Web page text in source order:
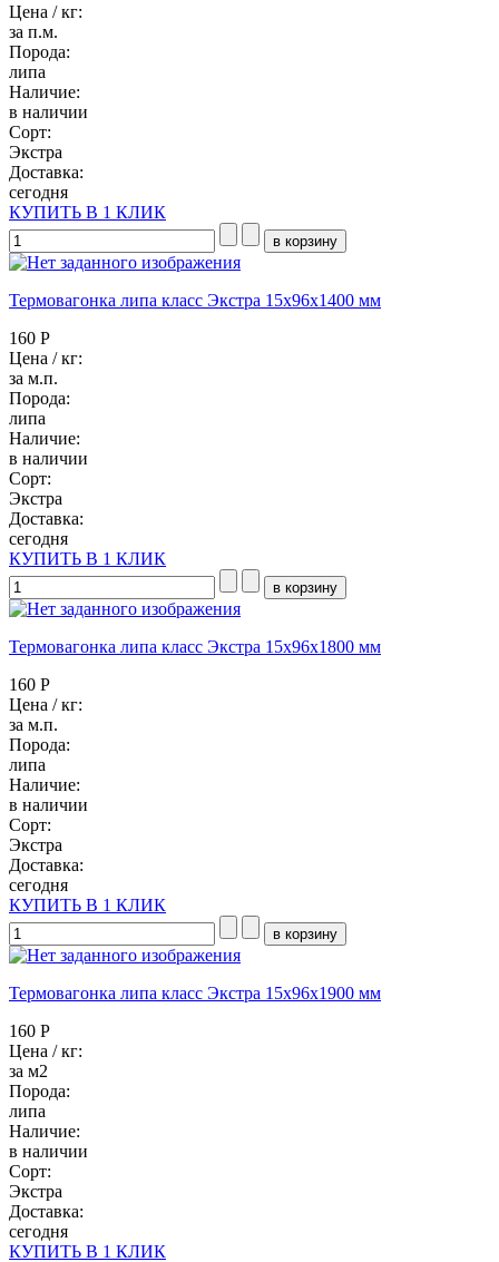
Цена / кг:
за п.м.
Порода:
липа
Наличие:
в наличии
Сорт:
Экстра
Доставка:
сегодня
КУПИТЬ В 1 КЛИК
Термовагонка липа класс Экстра 15x96x1400 мм
160 Р
Цена / кг:
за м.п.
Порода:
липа
Наличие:
в наличии
Сорт:
Экстра
Доставка:
сегодня
КУПИТЬ В 1 КЛИК
Термовагонка липа класс Экстра 15x96x1800 мм
160 Р
Цена / кг:
за м.п.
Порода:
липа
Наличие:
в наличии
Сорт:
Экстра
Доставка:
сегодня
КУПИТЬ В 1 КЛИК
Термовагонка липа класс Экстра 15x96x1900 мм
160 Р
Цена / кг:
за м2
Порода:
липа
Наличие:
в наличии
Сорт:
Экстра
Доставка:
сегодня
КУПИТЬ В 1 КЛИК